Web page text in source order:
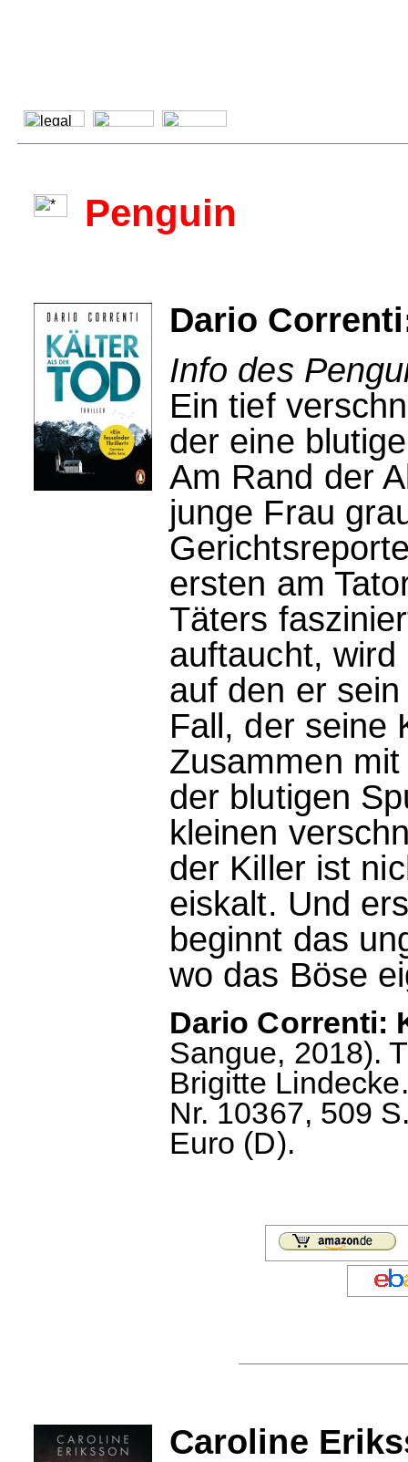
Penguin
Dario
Info des
Ein tief
der eine
Am Rand der
junge Frau
ersten am
Täters
auftaucht,
auf den er
Fall, der seine
Zusammen
der blutigen
kleinen
der Killer ist
eiskalt. Und
beginnt das
wo das Böse
Dario Correnti:
Sangue, 2018).
Brigitte
Nr. 10367, 509
Euro (D).
Caroline